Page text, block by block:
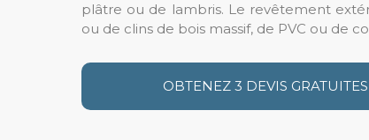
plâtre ou de lambris. Le revêtement
ou de clins de bois massif, de PVC ou de
OBTENEZ 3 DEVIS